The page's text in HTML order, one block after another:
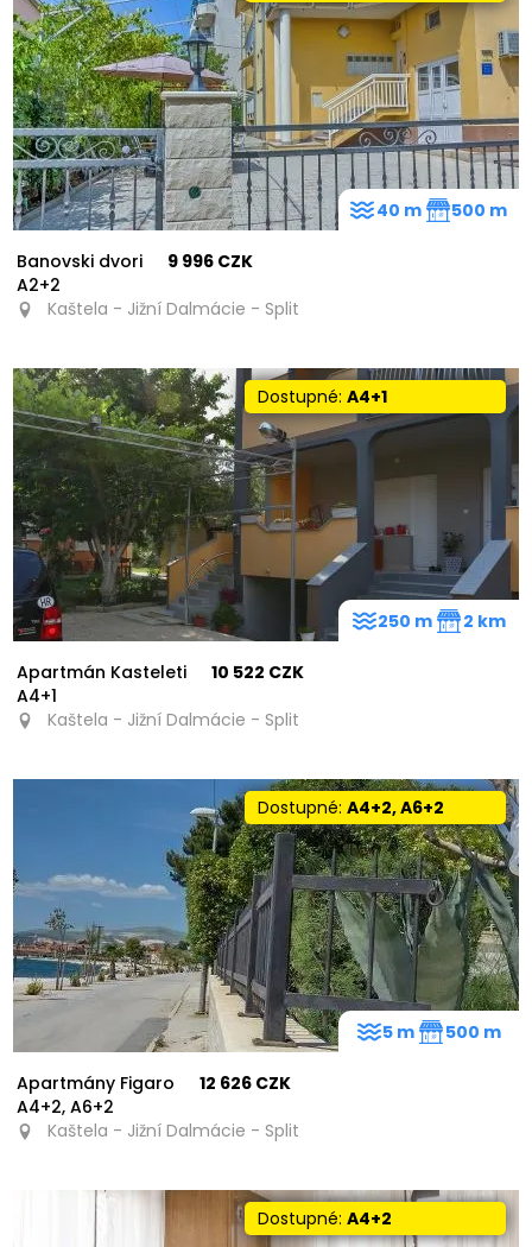
Banovski dvori
A2+2
9 996 CZK
Kaštela - Jižní Dalmácie - Split
40 m 500 m
Dostupné:A4+1
Apartmán Kasteleti
A4+1
10 522 CZK
Kaštela - Jižní Dalmácie - Split
250 m 2 km
Dostupné:A4+2, A6+2
Apartmány Figaro
A4+2, A6+2
12 626 CZK
Kaštela - Jižní Dalmácie - Split
5 m 500 m
Dostupné:A4+2